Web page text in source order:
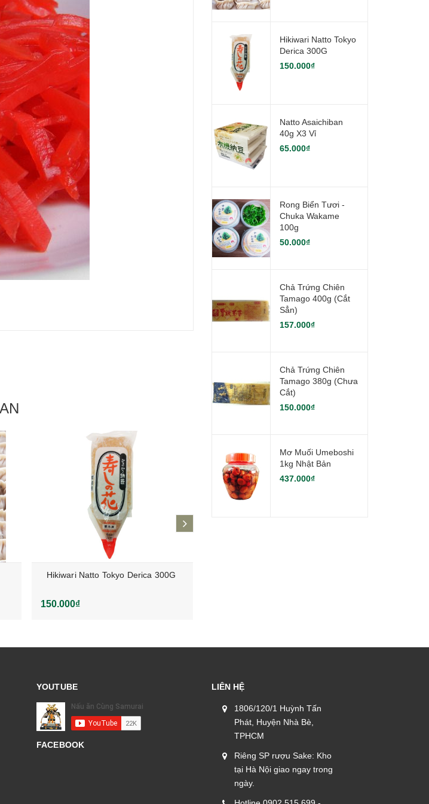
Hikiwari Natto Tokyo Derica 300G
150.000₫
Hikiwari Natto Tokyo
Derica 300G
150.000₫
Natto Asaichiban
40g X3 Vỉ
65.000₫
Rong Biển Tươi -
Chuka Wakame
100g
50.000₫
Chả Trứng Chiên
Tamago 400g (Cắt
Sẳn)
157.000₫
Chả Trứng Chiên
Tamago 380g (Chưa
Cắt)
150.000₫
Mơ Muối Umeboshi
1kg Nhật Bản
437.000₫
YOUTUBE
FACEBOOK
LIÊN HỆ
1806/120/1 Huỳnh Tấn
Phát, Huyện Nhà Bè,
TPHCM
Riêng SP rượu Sake: Kho
tại Hà Nội giao ngay trong
ngày.